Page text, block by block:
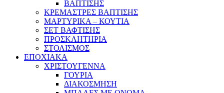
ΒΑΠΤΙΣΗΣ
ΚΡΕΜΑΣΤΡΕΣ ΒΑΠΤΙΣΗΣ
ΜΑΡΤΥΡΙΚΑ – ΚΟΥΤΙΑ
ΣΕΤ ΒΑΦΤΙΣΗΣ
ΠΡΟΣΚΛΗΤΗΡΙΑ
ΣΤΟΛΙΣΜΟΣ
ΕΠΟΧΙΑΚΑ
ΧΡΙΣΤΟΥΓΕΝΝΑ
ΓΟΥΡΙΑ
ΔΙΑΚΟΣΜΗΣΗ